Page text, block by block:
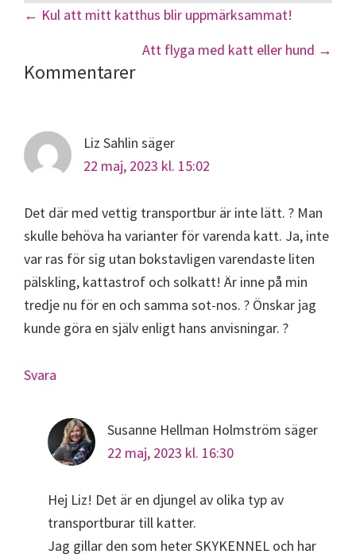
Posts
navigation
← Kul att mitt katthus blir uppmärksammat!
Att flyga med katt eller hund →
Läsarkommentarer
Kommentarer
Liz Sahlin säger
22 maj, 2023 kl. 15:02
Det där med vettig transportbur är inte lätt. ? Man
skulle behöva ha varianter för varenda katt. Ja, inte
var ras för sig utan bokstavligen varendaste liten
pälskling, kattastrof och solkatt! Är inne på min
tredje nu för en och samma sot-nos. ? Önskar jag
kunde göra en själv enligt hans anvisningar. ?
Svara
Susanne Hellman Holmström säger
22 maj, 2023 kl. 16:30
Hej Liz! Det är en djungel av olika typ av
transportburar till katter.
Jag gillar den som heter SKYKENNEL och har